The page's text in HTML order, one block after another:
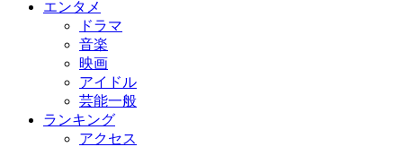
エンタメ
ドラマ
音楽
映画
アイドル
芸能一般
ランキング
アクセス